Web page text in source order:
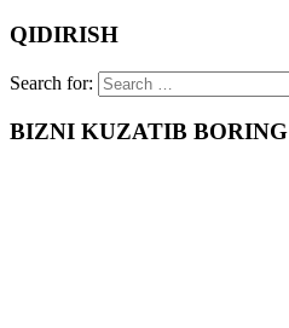
QIDIRISH
Search for:
BIZNI KUZATIB BORING